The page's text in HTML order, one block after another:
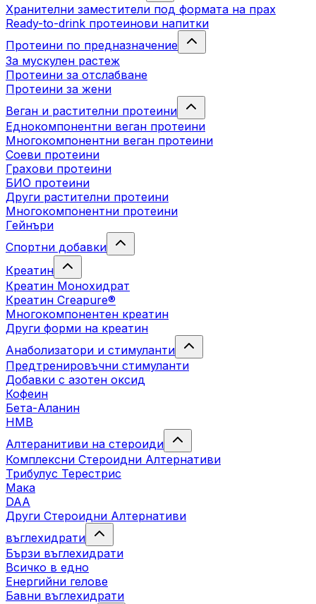
Хранителни заместители под формата на прах
Ready-to-drink протеинови напитки
Протеини по предназначение
За мускулен растеж
Протеини за отслабване
Протеини за жени
Веган и растителни протеини
Еднокомпонентни веган протеини
Многокомпонентни веган протеини
Соеви протеини
Грахови протеини
БИО протеини
Други растителни протеини
Многокомпонентни протеини
Гейнъри
Спортни добавки
Креатин
Креатин Монохидрат
Креатин Creapure®
Многокомпонентен креатин
Други форми на креатин
Анаболизатори и стимуланти
Предтренировъчни стимуланти
Добавки с азотен оксид
Кофеин
Бета-Аланин
HMB
Алтеранитиви на стероиди
Комплексни Стероидни Алтернативи
Трибулус Терестрис
Maка
DAA
Други Стероидни Алтернативи
въглехидрати
Бързи въглехидрати
Всичко в едно
Енергийни гелове
Бавни въглехидрати